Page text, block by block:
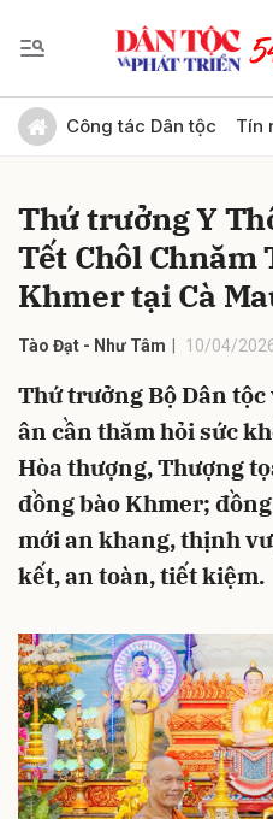
Công tác Dân tộc Tín
Thứ trưởng Y
Tết Chôl Chnăm
Khmer tại Cà
Tào Đạt - Như Tâm 10/04/
Thứ trưởng Bộ Dân tộc
ân cần thăm hỏi sức
Hòa thượng, Thượng
đồng bào Khmer;
mới an khang, thịnh
kết, an toàn, tiết kiệm.
Gửi bình luận